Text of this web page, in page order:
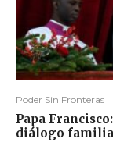
Poder Sin Fronteras
Papa
diálogo